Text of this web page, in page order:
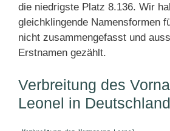
die niedrigste Platz 8.136. Wir
gleichklingende Namensformen
nicht zusammengefasst und
Erstnamen gezählt.
Verbreitung des
Leonel in Deutschland